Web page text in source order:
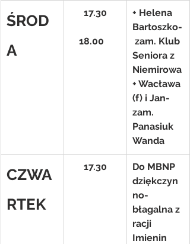
ŚROD
A
17.30
18.00
+ Helena
Bartoszko-
zam. Klub
Seniora z
Niemirowa
+ Wacława
(f) i Jan-
zam.
Panasiuk
Wanda
CZWA
RTEK
17.30
Do MBNP
dziękczyn
no-
błagalna z
racji
Imienin